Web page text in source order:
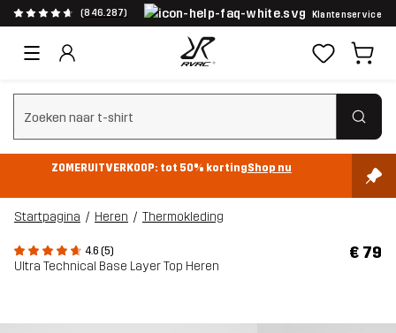
(846.287) Klantenservice
Zoeken wissen
ZOMERUITVERKOOP: tot 50% kortingShop nu
Startpagina Heren Thermokleding
4.6 (5)
Ultra Technical Base Layer Top Heren
€ 79